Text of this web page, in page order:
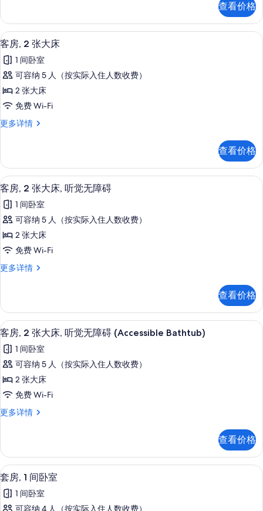
的
所
有
照
片
信
息
床
和
1
张
沙
发
床,
无
浴
缸
的
所
有
照
片
特
大
床
张
发
床,
障
更
多
信
息
查看价格
显
示
客
房,
2
张
大
的
所
有
照
片
防过敏的被褥、加厚床垫、办公桌、
2
客房, 2 张大床
1 间卧室
可容纳 5 人（按实际入住人数收费）
2 张大床
免费 Wi-Fi
更多详情
客
大
床
更
信
息
查看价格
显
示
客
房,
2
张
大
听
觉
无
障
碍
的
所
有
防过敏的被褥、加厚床垫、办公桌、
2
客房, 2 张大床, 听觉无障碍
1 间卧室
可容纳 5 人（按实际入住人数收费）
2 张大床
免费 Wi-Fi
更多详情
客
大
床,
听
无
障
更
多
息
查看价格
显
示
客
房,
2
张
大
听
觉
无
障
防过敏的被褥、加厚床垫、办公桌、
2
客房, 2 张大床, 听觉无障碍 (Accessible Bathtub)
1 间卧室
可容纳 5 人（按实际入住人数收费）
2 张大床
免费 Wi-Fi
更多详情
客
大
床,
听
无
障
查看价格
显
示
套
套房, 1 间卧室 | 防过敏的被褥、加厚
2
套房, 1 间卧室
1 间卧室
可容纳 4 人（按实际入住人数收费）